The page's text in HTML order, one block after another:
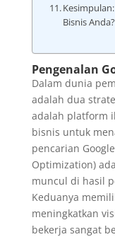
Bisnis Anda?
Pengenalan
Dalam dunia
adalah dua
adalah platform
bisnis untuk
pencarian
Optimization)
muncul di hasil
Keduanya
meningkatkan
bekerja sangat